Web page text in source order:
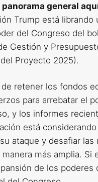
panorama general
Trump está librando
del Congreso del
Gestión y
Proyecto 2025).
retener los fondos
para arrebatar el
y los informes
está
ataque y desafiar las
más amplia. Si
de los poderes